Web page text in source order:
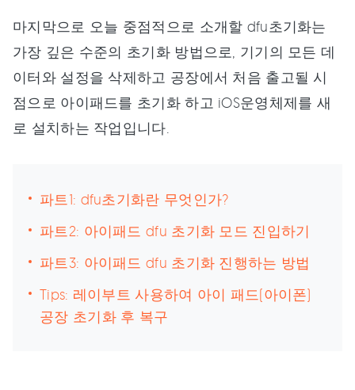
마지막으로 오늘 중점적으로 소개할 dfu초기화는
가장 깊은 수준의 초기화 방법으로, 기기의 모든 데
이터와 설정을 삭제하고 공장에서 처음 출고될 시
점으로 아이패드를 초기화 하고 iOS운영체제를 새
로 설치하는 작업입니다.
파트1: dfu초기화란 무엇인가?
파트2: 아이패드 dfu 초기화 모드 진입하기
파트3: 아이패드 dfu 초기화 진행하는 방법
Tips: 레이부트 사용하여 아이 패드(아이폰)
공장 초기화 후 복구